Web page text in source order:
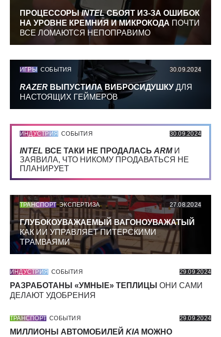
ПРОЦЕССОРЫINTELСБОЯТ ИЗ-ЗА ОШИБОК
НА УРОВНЕ КРЕМНИЯ И МИКРОКОДА ПОЧТИ
ВСЕ ЛОМАЮТСЯ НЕПОПРАВИМО
ИГРЫ СОБЫТИЯ 30.09.2024
RAZER ВЫПУСТИЛА ВИБРОСИДУШКУ ДЛЯ
НАСТОЯЩИХ ГЕЙМЕРОВ
ИНДУСТРИЯ СОБЫТИЯ 30.09.2024
INTEL ВСЕ ТАКИ НЕ ПРОДАЛАСЬ ARMИ
ЗАЯВИЛА, ЧТО НИКОМУ ПРОДАВАТЬСЯ НЕ
ПЛАНИРУЕТ
ТРАНСПОРТ ЭКСПЕРТИЗА 27.08.2024
ГЛУБОКОУВАЖАЕМЫЙ ВАГОНОУВАЖАТЫЙ
КАК ИИ УПРАВЛЯЕТ ПИТЕРСКИМИ
ТРАМВАЯМИ
ИНДУСТРИЯ СОБЫТИЯ 29.09.2024
РАЗРАБОТАНЫ «УМНЫЕ» ТЕПЛИЦЫ ОНИ САМИ
ДЕЛАЮТ УДОБРЕНИЯ
ТРАНСПОРТ СОБЫТИЯ 29.09.2024
МИЛЛИОНЫ АВТОМОБИЛЕЙ KIA МОЖНО